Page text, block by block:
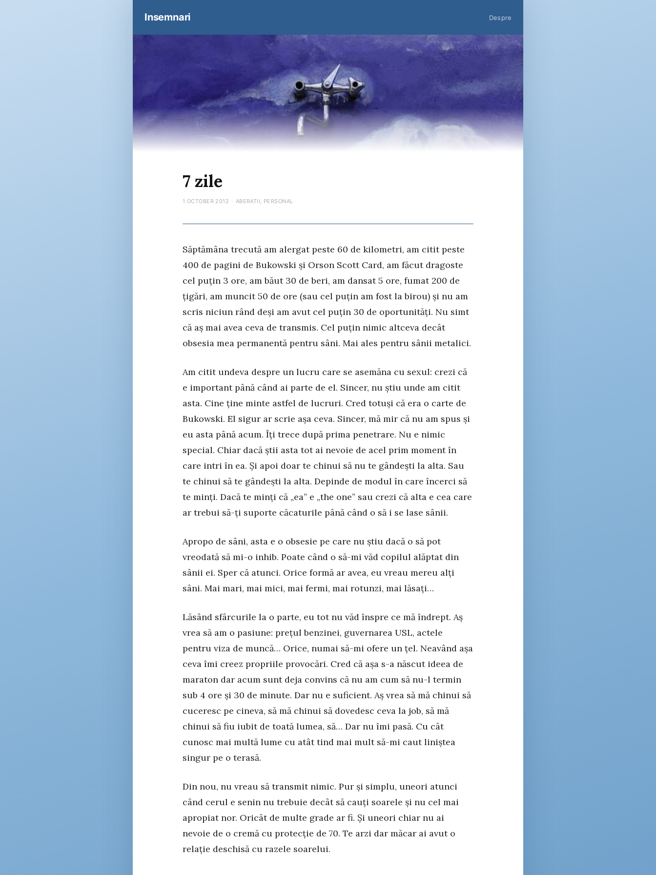
Insemnari Despre
7 zile
1 OCTOBER 2012 · ABERATII, PERSONAL
Săptămâna trecută am alergat peste 60 de kilometri, am citit peste
400 de pagini de Bukowski și Orson Scott Card, am făcut dragoste
cel puțin 3 ore, am băut 30 de beri, am dansat 5 ore, fumat 200 de
țigări, am muncit 50 de ore (sau cel puțin am fost la birou) și nu am
scris niciun rând deși am avut cel puțin 30 de oportunități. Nu simt
că aș mai avea ceva de transmis. Cel puțin nimic altceva decât
obsesia mea permanentă pentru sâni. Mai ales pentru sânii metalici.
Am citit undeva despre un lucru care se asemăna cu sexul: crezi că
e important până când ai parte de el. Sincer, nu știu unde am citit
asta. Cine ține minte astfel de lucruri. Cred totuși că era o carte de
Bukowski. El sigur ar scrie așa ceva. Sincer, mă mir că nu am spus și
eu asta până acum. Îți trece după prima penetrare. Nu e nimic
special. Chiar dacă știi asta tot ai nevoie de acel prim moment în
care intri în ea. Și apoi doar te chinui să nu te gândești la alta. Sau
te chinui să te gândești la alta. Depinde de modul în care încerci să
te minți. Dacă te minți că „ea” e „the one” sau crezi că alta e cea care
ar trebui să-ți suporte căcaturile până când o să i se lase sânii.
Apropo de sâni, asta e o obsesie pe care nu știu dacă o să pot
vreodată să mi-o inhib. Poate când o să-mi văd copilul alăptat din
sânii ei. Sper că atunci. Orice formă ar avea, eu vreau mereu alți
sâni. Mai mari, mai mici, mai fermi, mai rotunzi, mai lăsați…
Lăsând sfârcurile la o parte, eu tot nu văd înspre ce mă îndrept. Aș
vrea să am o pasiune: prețul benzinei, guvernarea USL, actele
pentru viza de muncă… Orice, numai să-mi ofere un țel. Neavând așa
ceva îmi creez propriile provocări. Cred că așa s-a născut ideea de
maraton dar acum sunt deja convins că nu am cum să nu-l termin
sub 4 ore și 30 de minute. Dar nu e suficient. Aș vrea să mă chinui să
cuceresc pe cineva, să mă chinui să dovedesc ceva la job, să mă
chinui să fiu iubit de toată lumea, să… Dar nu îmi pasă. Cu cât
cunosc mai multă lume cu atât tind mai mult să-mi caut liniștea
singur pe o terasă.
Din nou, nu vreau să transmit nimic. Pur și simplu, uneori atunci
când cerul e senin nu trebuie decât să cauți soarele și nu cel mai
apropiat nor. Oricât de multe grade ar fi. Și uneori chiar nu ai
nevoie de o cremă cu protecție de 70. Te arzi dar măcar ai avut o
relație deschisă cu razele soarelui.